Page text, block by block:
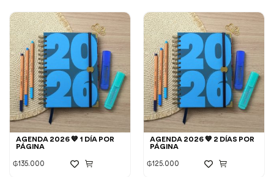
AGENDA 2026 💙 1 DÍA POR
PÁGINA
₲135.000
AGENDA 2026 💙 2 DÍAS POR
PÁGINA
₲125.000